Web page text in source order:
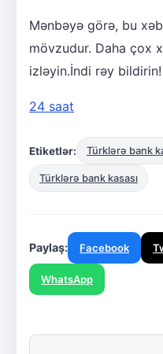
Mənbəyə görə, bu
mövzudur. Daha çox
izləyin.İndi rəy bildirin!
24 saat
Etiketlər: Türklərə bank
Türklərə bank kasası
Paylaş: Facebook
WhatsApp